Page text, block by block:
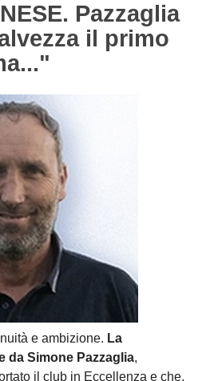
Pazzaglia
il primo
e ambizione. La
da Simone Pazzaglia,
il club in Eccellenza e che,